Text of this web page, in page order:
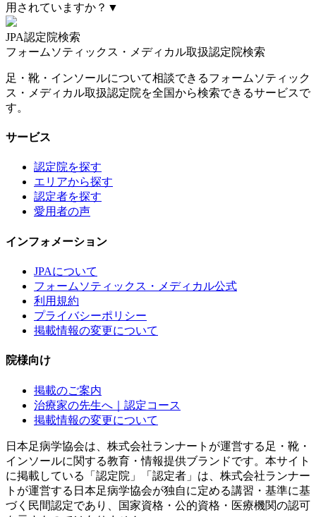
用されていますか？ ▼
JPA認定院検索
フォームソティックス・メディカル取扱認定院検索
足・靴・インソールについて相談できるフォームソティック
ス・メディカル取扱認定院を全国から検索できるサービスで
す。
サービス
認定院を探す
エリアから探す
認定者を探す
愛用者の声
インフォメーション
JPAについて
フォームソティックス・メディカル公式
利用規約
プライバシーポリシー
掲載情報の変更について
院様向け
掲載のご案内
治療家の先生へ｜認定コース
掲載情報の変更について
日本足病学協会は、株式会社ランナートが運営する足・靴・
インソールに関する教育・情報提供ブランドです。本サイト
に掲載している「認定院」「認定者」は、株式会社ランナー
トが運営する日本足病学協会が独自に定める講習・基準に基
づく民間認定であり、国家資格・公的資格・医療機関の認可